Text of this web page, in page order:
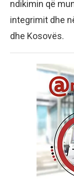
ndikimin që
integrimit dhe
dhe Kosovës.